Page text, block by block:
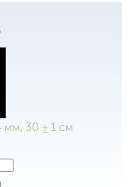
мм, 30 ± 1 см